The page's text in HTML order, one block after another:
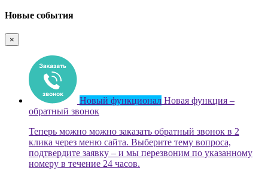
Новые события
×
Новый функционал Новая функция –
обратный звонок
Теперь можно можно заказать обратный звонок в 2
клика через меню сайта. Выберите тему вопроса,
подтвердите заявку – и мы перезвоним по указанному
номеру в течение 24 часов.